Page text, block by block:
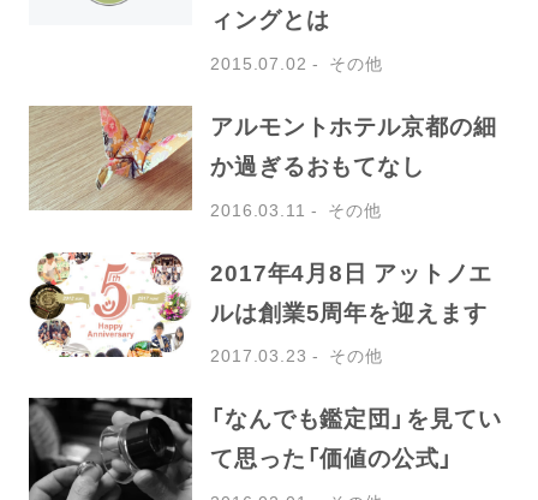
ィングとは
2015.07.02 その他
アルモントホテル京都の細
か過ぎるおもてなし
2016.03.11 その他
2017年4月8日 アットノエ
ルは創業5周年を迎えます
2017.03.23 その他
「なんでも鑑定団」を見てい
て思った「価値の公式」